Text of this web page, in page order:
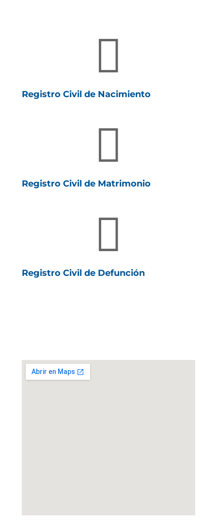

Registro Civil de Nacimiento

Registro Civil de Matrimonio

Registro Civil de Defunción